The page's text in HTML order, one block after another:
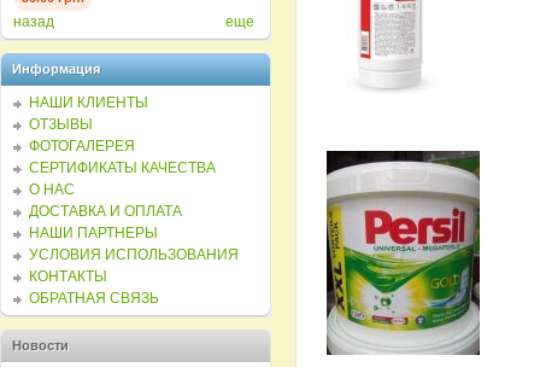
назад еще
Информация
НАШИ КЛИЕНТЫ
ОТЗЫВЫ
ФОТОГАЛЕРЕЯ
СЕРТИФИКАТЫ КАЧЕСТВА
О НАС
ДОСТАВКА И ОПЛАТА
НАШИ ПАРТНЕРЫ
УСЛОВИЯ ИСПОЛЬЗОВАНИЯ
КОНТАКТЫ
ОБРАТНАЯ СВЯЗЬ
Новости